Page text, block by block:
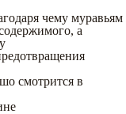
чему муравьям
а
смотрится в